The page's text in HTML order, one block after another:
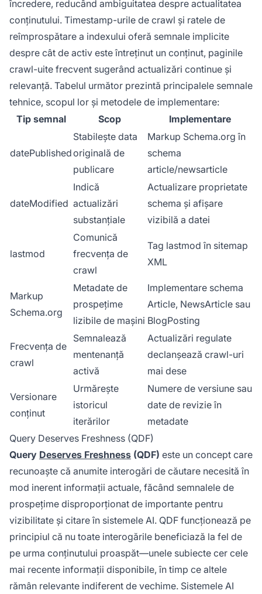
încredere, reducând ambiguitatea despre actualitatea
conținutului. Timestamp-urile de crawl și ratele de
reîmprospătare a indexului oferă semnale implicite
despre cât de activ este întreținut un conținut, paginile
crawl-uite frecvent sugerând actualizări continue și
relevanță. Tabelul următor prezintă principalele semnale
tehnice, scopul lor și metodele de implementare:
Tip semnal
Scop Implementare
datePublished
Stabilește data
originală de
publicare
Markup Schema.org în
schema
article/newsarticle
dateModified
Indică
actualizări
substanțiale
Actualizare proprietate
schema și afișare
vizibilă a datei
lastmod
Comunică
frecvența de
crawl
Tag lastmod în sitemap
XML
Markup
Schema.org
Metadate de
prospețime
lizibile de mașini
Implementare schema
Article, NewsArticle sau
BlogPosting
Frecvența de
crawl
Semnalează
mentenanță
activă
Actualizări regulate
declanșează crawl-uri
mai dese
Versionare
conținut
Urmărește
istoricul
iterărilor
Numere de versiune sau
date de revizie în
metadate
Query Deserves Freshness (QDF)
Query Deserves Freshness (QDF) este un concept care
recunoaște că anumite interogări de căutare necesită în
mod inerent informații actuale, făcând semnalele de
prospețime disproporționat de importante pentru
vizibilitate și citare în sistemele AI. QDF funcționează pe
principiul că nu toate interogările beneficiază la fel de
pe urma conținutului proaspăt—unele subiecte cer cele
mai recente informații disponibile, în timp ce altele
rămân relevante indiferent de vechime. Sistemele AI